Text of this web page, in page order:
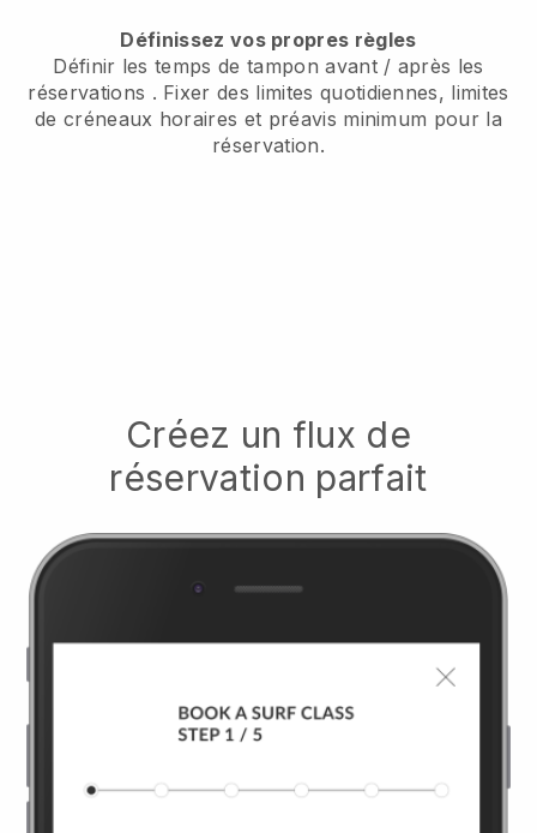
Définissez vos propres règles
Définir les temps de tampon avant / après les
réservations . Fixer des limites quotidiennes, limites
de créneaux horaires et préavis minimum pour la
réservation.
Créez un flux de
réservation parfait